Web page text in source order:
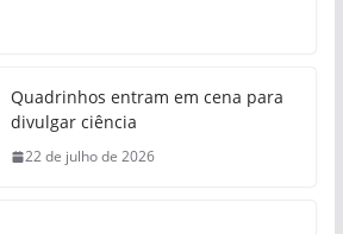
Quadrinhos entram em cena para
divulgar ciência
22 de julho de 2026